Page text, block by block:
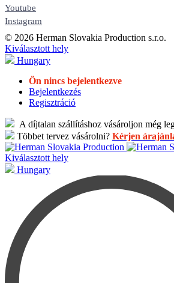
Youtube
Instagram
© 2026 Herman Slovakia Production s.r.o.
Kiválasztott hely
Hungary
Ön nincs bejelentkezve
Bejelentkezés
Regisztráció
A díjtalan szállításhoz vásároljon még
Többet tervez vásárolni? Kérjen
Kiválasztott hely
Hungary